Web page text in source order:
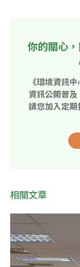
你的關心
《環境資訊
資訊公開普
請您加入定
相關文章